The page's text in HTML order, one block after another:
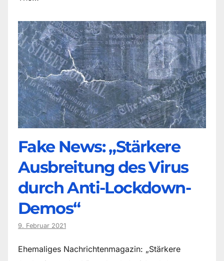
Fake News: „Stärkere
Ausbreitung des Virus
durch Anti-Lockdown-
Demos“
9. Februar 2021
Ehemaliges Nachrichtenmagazin: „Stärkere